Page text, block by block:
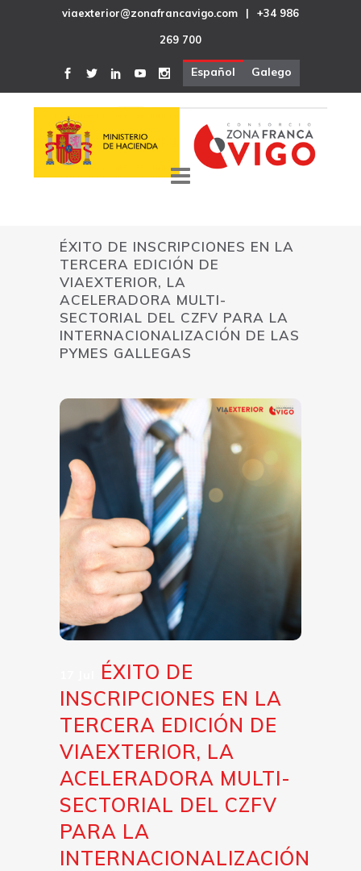
viaexterior@zonafrancavigo.com | +34 986
269 700
Español Galego
ÉXITO DE INSCRIPCIONES EN LA
TERCERA EDICIÓN DE
VIAEXTERIOR, LA
ACELERADORA MULTI-
SECTORIAL DEL CZFV PARA LA
INTERNACIONALIZACIÓN DE LAS
PYMES GALLEGAS
ÉXITO DE
INSCRIPCIONES EN LA
TERCERA EDICIÓN DE
VIAEXTERIOR, LA
ACELERADORA MULTI-
SECTORIAL DEL CZFV
PARA LA
INTERNACIONALIZACIÓN